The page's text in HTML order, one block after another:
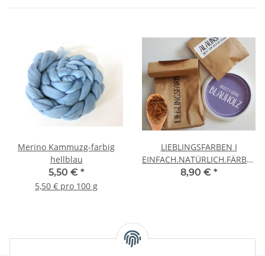
Merino Kammuzg-farbig
hellblau
5,50 € *
5,50 € pro 100 g
LIEBLINGSFARBEN I
EINFACH.NATÜRLICH.FÄRBEN.
Blauholz (violett-grau)
8,90 € *